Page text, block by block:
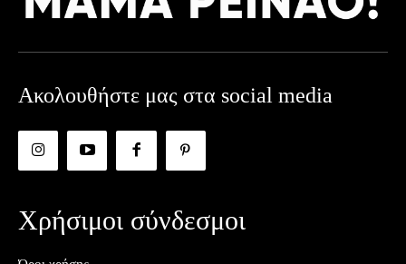
Ακολουθήστε μας στα social media
Χρήσιμοι σύνδεσμοι